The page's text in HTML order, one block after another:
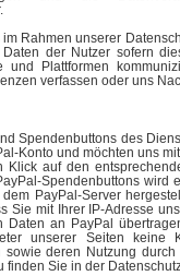
Rahmen unserer
der Nutzer sofern
und Plattformen
verfassen oder uns
Spendenbuttons des
Konto und möchten uns
Klick auf den
Spendenbuttons wird
PayPal-Server
Sie mit Ihrer IP-Adresse
Daten an PayPal
unserer Seiten keine
sowie deren Nutzung
finden Sie in der